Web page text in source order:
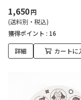
1,650円
(送料別・税込)
獲得ポイント : 16
詳細 カートに